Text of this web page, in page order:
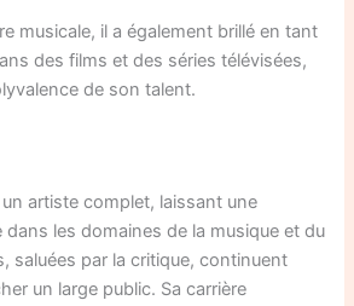
musicale, il a également brillé en tant
des films et des séries télévisées,
de son talent.
artiste complet, laissant une
dans les domaines de la musique et du
saluées par la critique, continuent
un large public. Sa carrière